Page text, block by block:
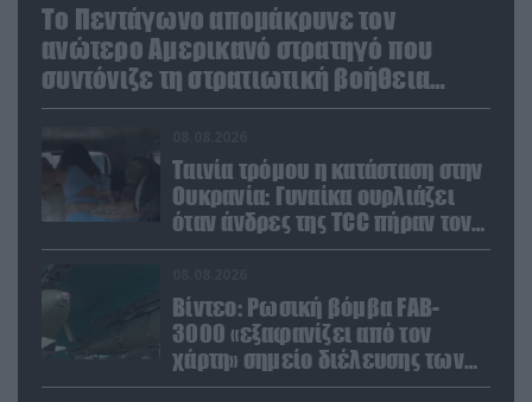
Το Πεντάγωνο απομάκρυνε τον
ανώτερο Αμερικανό στρατηγό που
συντόνιζε τη στρατιωτική βοήθεια
προς την Ουκρανία
Ταινία τρόμου η κατάσταση στην
Ουκρανία: Γυναίκα ουρλιάζει
όταν άνδρες της TCC πήραν τον
σύντροφό της (βίντεο)
Βίντεο: Ρωσική βόμβα FAB-
3000 «εξαφανίζει από τον
χάρτη» σημείο διέλευσης των
ουκρανικών δυνάμεων στην